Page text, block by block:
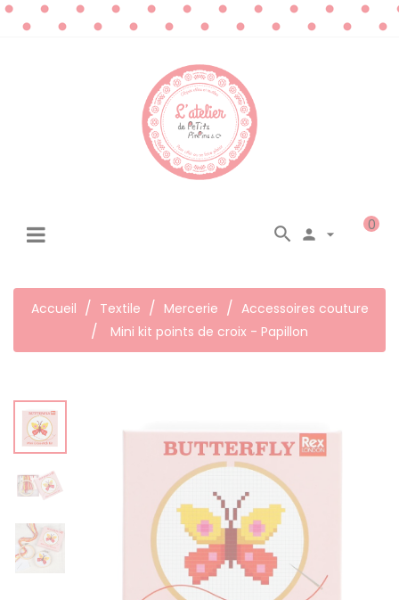
0
 

Accueil Textile Mercerie
Accessoires couture
Mini kit points de croix - Papillon